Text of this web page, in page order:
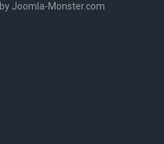
by Joomla-Monster.com